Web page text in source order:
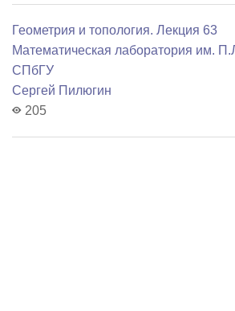
Геометрия и топология. Лекция 63
Математичеcкая лаборатория им.
СПбГУ
Сергей Пилюгин
205